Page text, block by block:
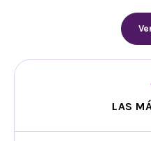
LAS